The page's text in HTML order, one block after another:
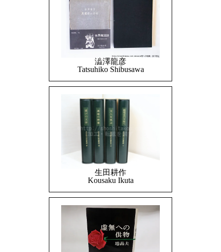
澁澤龍彦
Tatsuhiko Shibusawa
生田耕作
Kousaku Ikuta